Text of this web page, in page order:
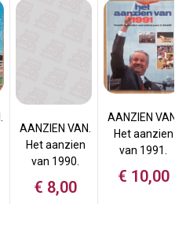
AANZIEN VAN.
Het aanzien
van 1990.
€ 8,00
AANZIEN VAN.
Het aanzien
van 1991.
€ 10,00